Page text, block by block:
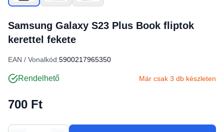
Samsung Galaxy S23 Plus Book fliptok
kerettel fekete
EAN / Vonalkód:5900217965350
Rendelhető Már csak 3 db készleten
700 Ft